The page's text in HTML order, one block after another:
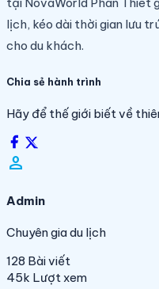
lịch, kéo dài thời gian lưu
cho du khách.
Chia sẻ hành trình
Hãy để thế giới biết về
person_filled
Admin
Chuyên gia du lịch
128 Bài viết
45k Lượt xem